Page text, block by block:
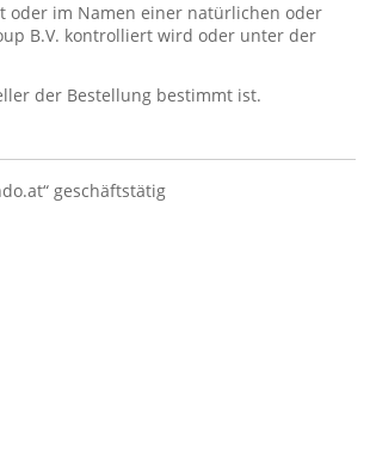
oder im Namen einer natürlichen oder
B.V. kontrolliert wird oder unter der
der Bestellung bestimmt ist.
geschäftstätig